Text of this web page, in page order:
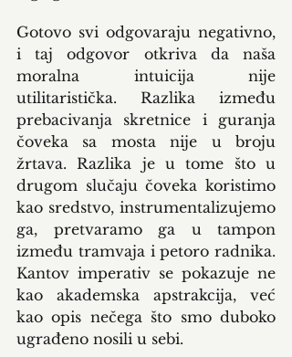
Gotovo svi odgovaraju negativno,
i taj odgovor otkriva da naša
moralna intuicija nije
utilitaristička. Razlika između
prebacivanja skretnice i guranja
čoveka sa mosta nije u broju
žrtava. Razlika je u tome što u
drugom slučaju čoveka koristimo
kao sredstvo, instrumentalizujemo
ga, pretvaramo ga u tampon
između tramvaja i petoro radnika.
Kantov imperativ se pokazuje ne
kao akademska apstrakcija, već
kao opis nečega što smo duboko
ugrađeno nosili u sebi.